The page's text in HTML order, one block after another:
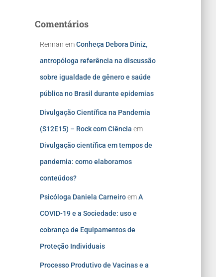
Comentários
Rennan emConheça Debora Diniz,
antropóloga referência na discussão
sobre igualdade de gênero e saúde
pública no Brasil durante epidemias
Divulgação Científica na Pandemia
(S12E15) – Rock com Ciência em
Divulgação científica em tempos de
pandemia: como elaboramos
conteúdos?
Psicóloga Daniela CarneiroemA
COVID-19 e a Sociedade: uso e
cobrança de Equipamentos de
Proteção Individuais
Processo Produtivo de Vacinas e a